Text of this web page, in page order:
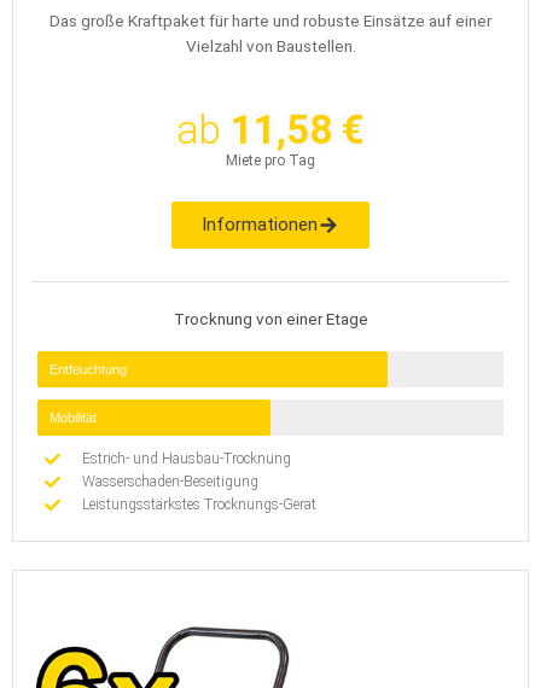
Das große Kraftpaket für harte und robuste Einsätze auf einer
Vielzahl von Baustellen.
ab 11,58 €
Miete pro Tag
Informationen
Trocknung von einer Etage
Entfeuchtung
Mobilität
Estrich- und Hausbau-Trocknung
Wasserschaden-Beseitigung
Leistungsstärkstes Trocknungs-Gerät